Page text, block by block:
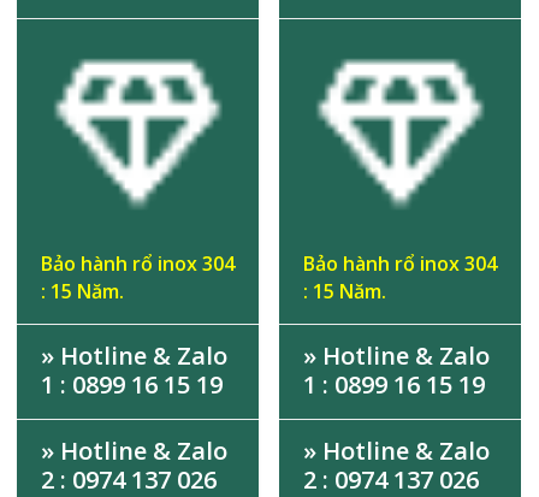
Bảo hành rổ inox 304
: 15 Năm.
» Hotline & Zalo
1 : 0899 16 15 19
» Hotline & Zalo
2 : 0974 137 026
Bảo hành rổ inox 304
: 15 Năm.
» Hotline & Zalo
1 : 0899 16 15 19
» Hotline & Zalo
2 : 0974 137 026